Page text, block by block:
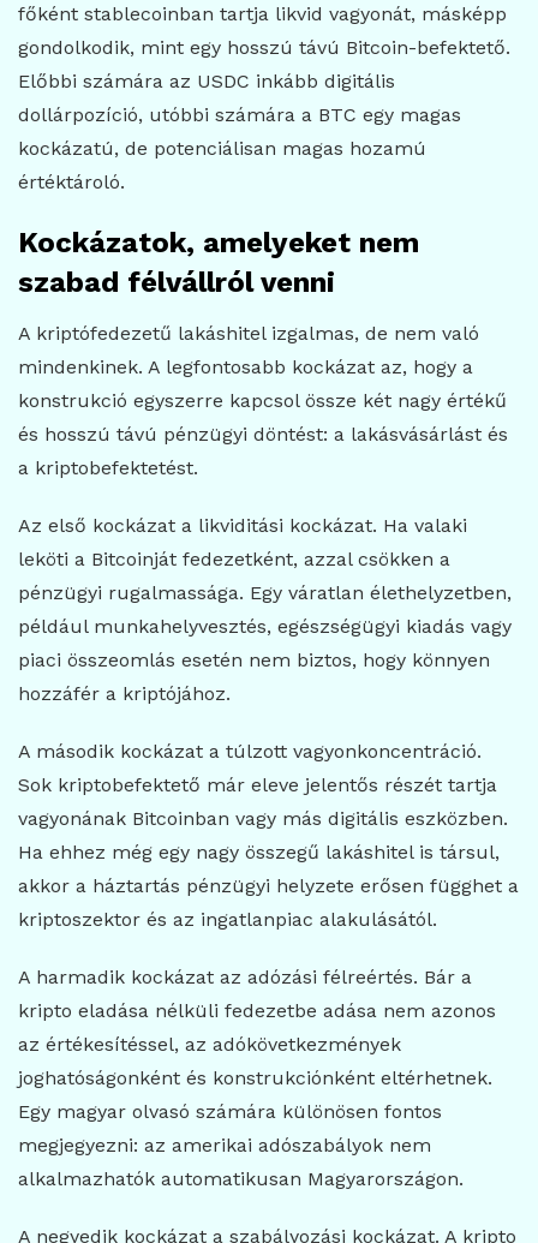
főként stablecoinban tartja likvid vagyonát, másképp
gondolkodik, mint egy hosszú távú Bitcoin-befektető.
Előbbi számára az USDC inkább digitális
dollárpozíció, utóbbi számára a BTC egy magas
kockázatú, de potenciálisan magas hozamú
értéktároló.
Kockázatok, amelyeket nem
szabad félvállról venni
A kriptófedezetű lakáshitel izgalmas, de nem való
mindenkinek. A legfontosabb kockázat az, hogy a
konstrukció egyszerre kapcsol össze két nagy értékű
és hosszú távú pénzügyi döntést: a lakásvásárlást és
a kriptobefektetést.
Az első kockázat a likviditási kockázat. Ha valaki
leköti a Bitcoinját fedezetként, azzal csökken a
pénzügyi rugalmassága. Egy váratlan élethelyzetben,
például munkahelyvesztés, egészségügyi kiadás vagy
piaci összeomlás esetén nem biztos, hogy könnyen
hozzáfér a kriptójához.
A második kockázat a túlzott vagyonkoncentráció.
Sok kriptobefektető már eleve jelentős részét tartja
vagyonának Bitcoinban vagy más digitális eszközben.
Ha ehhez még egy nagy összegű lakáshitel is társul,
akkor a háztartás pénzügyi helyzete erősen függhet a
kriptoszektor és az ingatlanpiac alakulásától.
A harmadik kockázat az adózási félreértés. Bár a
kripto eladása nélküli fedezetbe adása nem azonos
az értékesítéssel, az adókövetkezmények
joghatóságonként és konstrukciónként eltérhetnek.
Egy magyar olvasó számára különösen fontos
megjegyezni: az amerikai adószabályok nem
alkalmazhatók automatikusan Magyarországon.
A negyedik kockázat a szabályozási kockázat. A kripto